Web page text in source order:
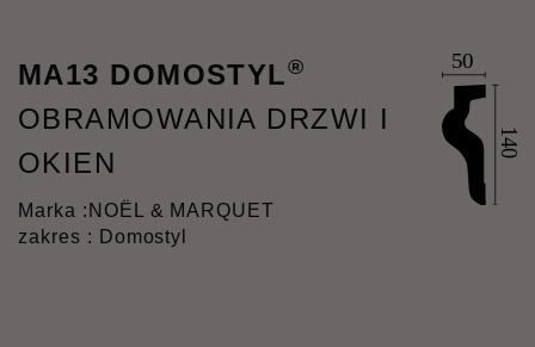
MA13 DOMOSTYL®
OBRAMOWANIA DRZWI I
OKIEN
Marka : NOËL & MARQUET
zakres : Domostyl